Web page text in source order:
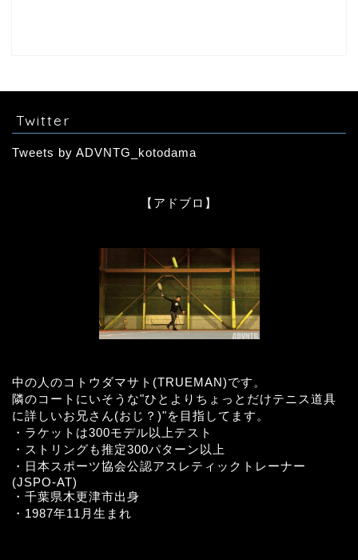
Twitter
Tweets by ADVNTG_kotodama
【アドブロ】
中の人のコトウダマサト(TRUEMAN)です。
隣のコートにいそうな"ひとよりちょっとだけテニス道具
に詳しいお兄さん(おじ？)"を目指してます。
・ラケットは300モデル以上テスト
・ストリングも推定300パターン以上
・日本スポーツ協会公認アスレティックトレーナー
(JSPO-AT)
・千葉県木更津市出身
・1987年11月生まれ